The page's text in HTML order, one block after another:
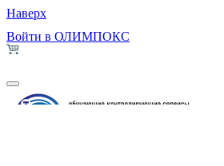
Наверх
Войти в ОЛИМПОКС